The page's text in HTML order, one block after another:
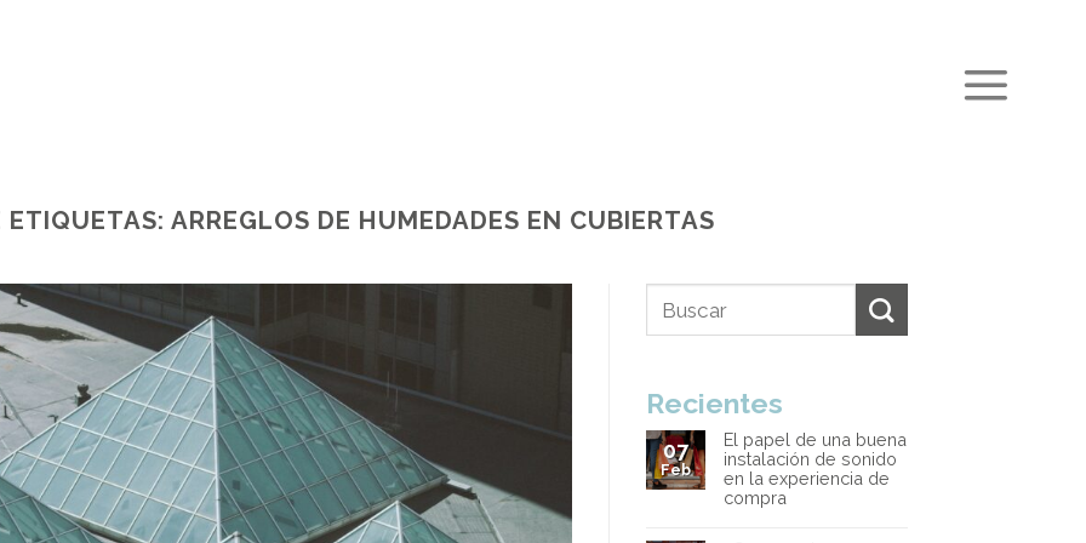
ETIQUETAS: ARREGLOS DE HUMEDADES EN CUBIERTAS
Recientes
07
Feb
El papel de una buena
instalación de sonido
en la experiencia de
compra